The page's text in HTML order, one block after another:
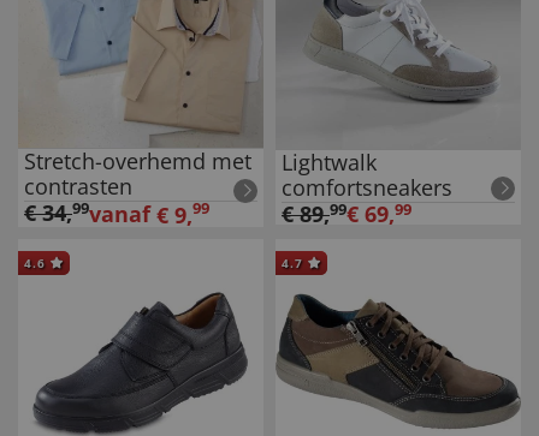
Stretch-overhemd met
contrasten
€34,99vanaf € 9,99
Lightwalk
comfortsneakers
€89,99€ 69,99
4.6 4.7